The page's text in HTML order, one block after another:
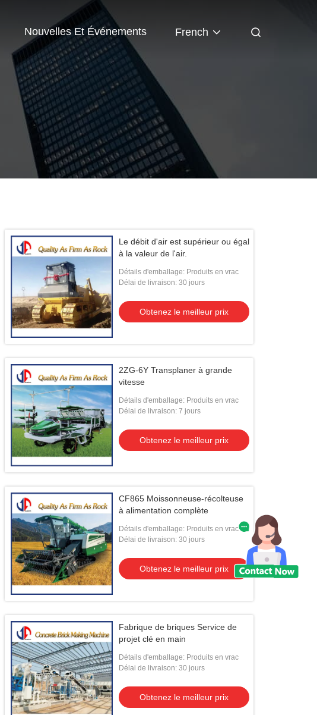
Nouvelles Et Événements French
Le débit d'air est supérieur ou égal
à la valeur de l'air.
Détails d'emballage: Produits en vrac
Délai de livraison: 30 jours
Obtenez le meilleur prix
2ZG-6Y Transplaner à grande
vitesse
Détails d'emballage: Produits en vrac
Délai de livraison: 7 jours
Obtenez le meilleur prix
CF865 Moissonneuse-récolteuse
à alimentation complète
Détails d'emballage: Produits en vrac
Délai de livraison: 30 jours
Obtenez le meilleur prix
Fabrique de briques Service de
projet clé en main
Détails d'emballage: Produits en vrac
Délai de livraison: 30 jours
Obtenez le meilleur prix